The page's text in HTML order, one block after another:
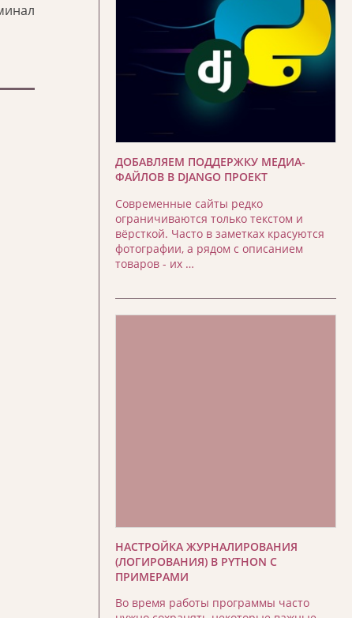
ДОБАВЛЯЕМ ПОДДЕРЖКУ МЕДИА-
ФАЙЛОВ В DJANGO ПРОЕКТ
Современные сайты редко
ограничиваются только текстом и
вёрсткой. Часто в заметках красуются
фотографии, а рядом с описанием
товаров - их …
НАСТРОЙКА ЖУРНАЛИРОВАНИЯ
(ЛОГИРОВАНИЯ) В PYTHON С
ПРИМЕРАМИ
Во время работы программы часто